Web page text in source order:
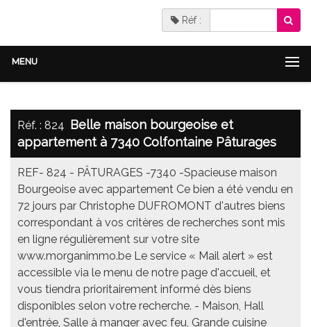
Réf :
MENU
Réf. : 824 Belle maison bourgeoise et
appartement à 7340 Colfontaine Pâturages
REF- 824 - PÂTURAGES -7340 -Spacieuse maison
Bourgeoise avec appartement Ce bien a été vendu en
72 jours par Christophe DUFROMONT d'autres biens
correspondant à vos critères de recherches sont mis
en ligne régulièrement sur votre site
www.morganimmo.be Le service « Mail alert » est
accessible via le menu de notre page d'accueil, et
vous tiendra prioritairement informé dès biens
disponibles selon votre recherche. - Maison, Hall
d'entrée, Salle à manger avec feu, Grande cuisine